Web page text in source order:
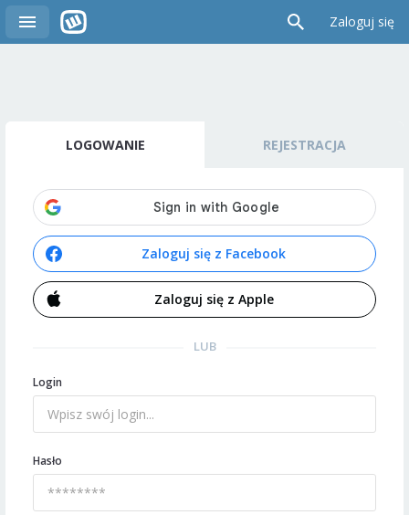
Zaloguj się
LOGOWANIE REJESTRACJA
Zaloguj się z Facebook
Zaloguj się z Apple
LUB
Login
Hasło